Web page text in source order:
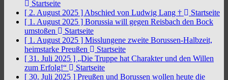
Startseite
[ 2. August 2025 ] Abschied von Ludwig Lang †
Startseite
[ 1. August 2025 ] Borussia will gegen Reisbach den Bock
umstoßen
Startseite
[ 1. August 2025 ] Misslungene zweite Borussen-Halbzeit,
heimstarke Preußen
Startseite
[ 31. Juli 2025 ] „Die Truppe hat Charakter und den Willen
zum Erfolg!“
Startseite
[ 30. Juli 2025 ] Preußen und Borussen wollen heute die